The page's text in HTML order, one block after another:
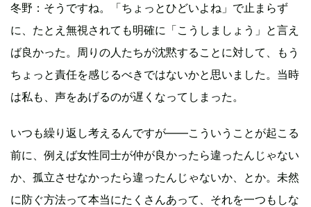
冬野：そうですね。「ちょっとひどいよね」で止まらず
に、たとえ無視されても明確に「こうしましょう」と言え
ば良かった。周りの人たちが沈黙することに対して、もう
ちょっと責任を感じるべきではないかと思いました。当時
は私も、声をあげるのが遅くなってしまった。
いつも繰り返し考えるんですが——こういうことが起こる
前に、例えば女性同士が仲が良かったら違ったんじゃない
か、孤立させなかったら違ったんじゃないか、とか。未然
に防ぐ方法って本当にたくさんあって、それを一つもしな